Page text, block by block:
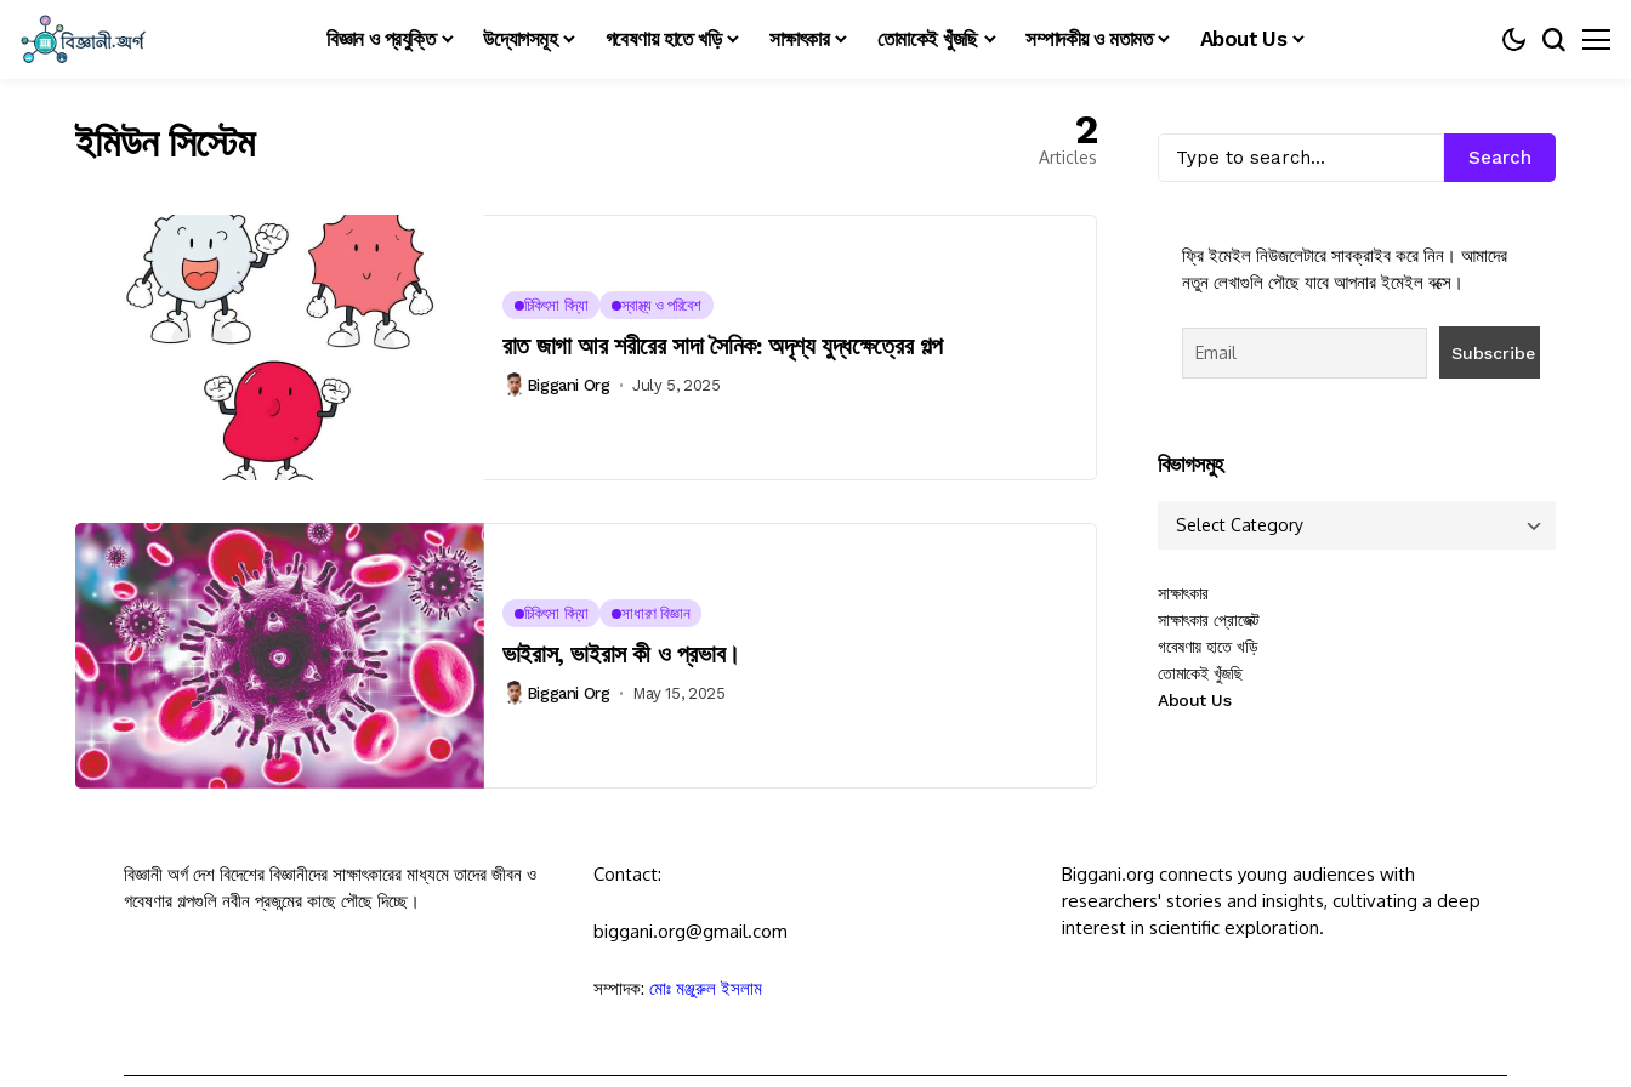
বিজ্ঞান ও প্রযুক্তি উদ্যোগসমূহ গবেষণায় হাতে খড়ি সাক্ষাৎকার তোমাকেই খুঁজছি সম্পাদকীয় ও মতামত About Us
ইমিউন সিস্টেম 2
Articles
চিকিৎসা বিদ্যা স্বাস্থ্য ও পরিবেশ
রাত জাগা আর শরীরের সাদা সৈনিক: অদৃশ্য যুদ্ধক্ষেত্রের গল্প
Biggani Org July 5, 2025
চিকিৎসা বিদ্যা সাধারণ বিজ্ঞান
ভাইরাস, ভাইরাস কী ও প্রভাব।
Biggani Org May 15, 2025
Search
ফ্রি ইমেইল নিউজলেটারে সাবক্রাইব করে নিন। আমাদের
নতুন লেখাগুলি পৌছে যাবে আপনার ইমেইল বক্সে।
বিভাগসমুহ
সাক্ষাৎকার
সাক্ষাৎকার প্রোজেক্ট
গবেষণায় হাতে খড়ি
তোমাকেই খুঁজছি
About Us
বিজ্ঞানী অর্গ দেশ বিদেশের বিজ্ঞানীদের সাক্ষাৎকারের মাধ্যমে তাদের জীবন ও
গবেষণার গল্পগুলি নবীন প্রজন্মের কাছে পৌছে দিচ্ছে।
Contact:
biggani.org@gmail.com
সম্পাদক: মোঃ মঞ্জুরুল ইসলাম
Biggani.org connects young audiences with
researchers' stories and insights, cultivating a deep
interest in scientific exploration.